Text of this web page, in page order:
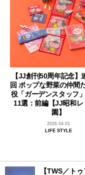
【JJ創刊50周年記念】
回 ポップな野菜の仲間
役「ガーデンスタッフ
11選：前編【JJ昭和レ
園】
2026.04.01
LIFE STYLE
【TWS／ト